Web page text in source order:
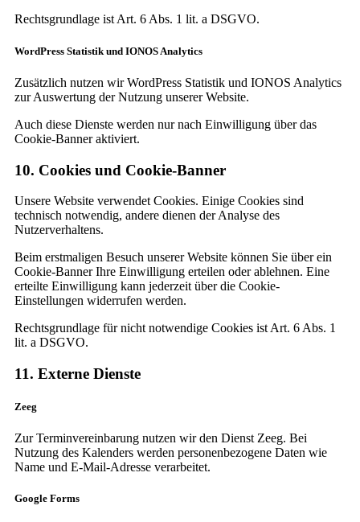
Rechtsgrundlage ist Art. 6 Abs. 1 lit. a DSGVO.
WordPress Statistik und IONOS Analytics
Zusätzlich nutzen wir WordPress Statistik und IONOS Analytics
zur Auswertung der Nutzung unserer Website.
Auch diese Dienste werden nur nach Einwilligung über das
Cookie-Banner aktiviert.
10. Cookies und Cookie-Banner
Unsere Website verwendet Cookies. Einige Cookies sind
technisch notwendig, andere dienen der Analyse des
Nutzerverhaltens.
Beim erstmaligen Besuch unserer Website können Sie über ein
Cookie-Banner Ihre Einwilligung erteilen oder ablehnen. Eine
erteilte Einwilligung kann jederzeit über die Cookie-
Einstellungen widerrufen werden.
Rechtsgrundlage für nicht notwendige Cookies ist Art. 6 Abs. 1
lit. a DSGVO.
11. Externe Dienste
Zeeg
Zur Terminvereinbarung nutzen wir den Dienst Zeeg. Bei
Nutzung des Kalenders werden personenbezogene Daten wie
Name und E-Mail-Adresse verarbeitet.
Google Forms